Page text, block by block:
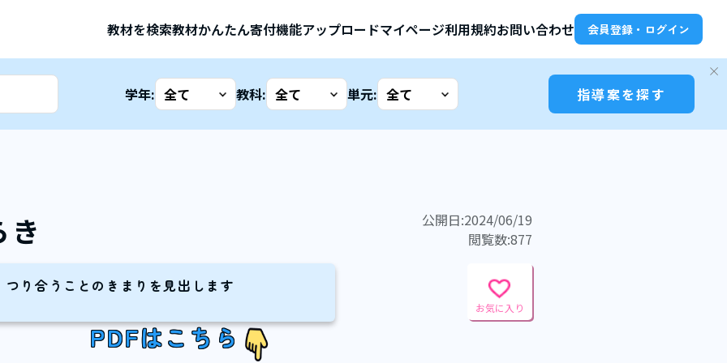
教材を検索教材かんたん寄付機能アップロードマイページ利用規約お問い合わせ 会員登録・ログイン
学年: 教科: 単元: 指導案を探す
公開日:2024/06/19
閲覧数:877
り合うことのきまりを見出します
お気に入り
PDFはこちら